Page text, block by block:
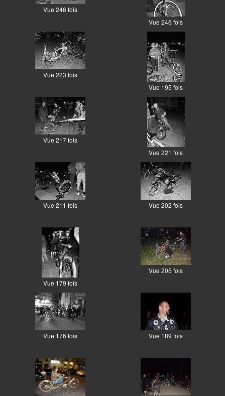
Vue 246 fois
Vue 246 fois
Vue 223 fois
Vue 195 fois
Vue 217 fois
Vue 221 fois
Vue 211 fois Vue 202 fois
Vue 179 fois
Vue 205 fois
Vue 176 fois Vue 189 fois